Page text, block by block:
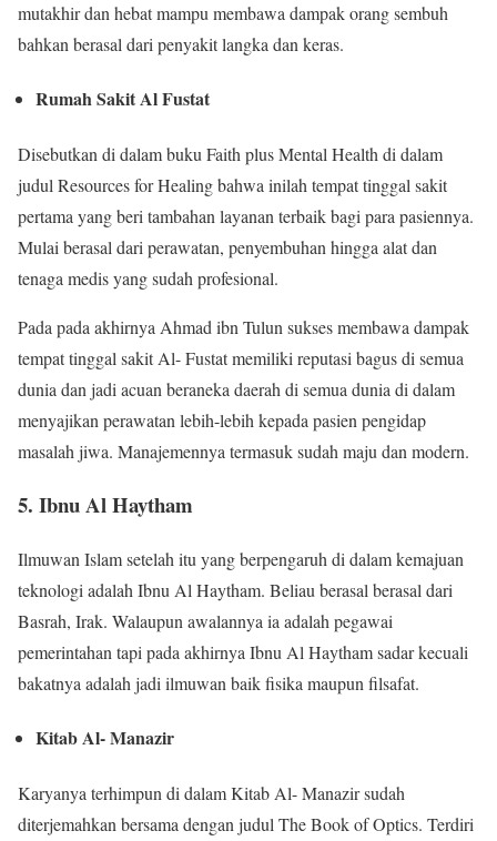
mutakhir dan hebat mampu membawa dampak orang sembuh
bahkan berasal dari penyakit langka dan keras.
Rumah Sakit Al Fustat
Disebutkan di dalam buku Faith plus Mental Health di dalam
judul Resources for Healing bahwa inilah tempat tinggal sakit
pertama yang beri tambahan layanan terbaik bagi para pasiennya.
Mulai berasal dari perawatan, penyembuhan hingga alat dan
tenaga medis yang sudah profesional.
Pada pada akhirnya Ahmad ibn Tulun sukses membawa dampak
tempat tinggal sakit Al- Fustat memiliki reputasi bagus di semua
dunia dan jadi acuan beraneka daerah di semua dunia di dalam
menyajikan perawatan lebih-lebih kepada pasien pengidap
masalah jiwa. Manajemennya termasuk sudah maju dan modern.
5. Ibnu Al Haytham
Ilmuwan Islam setelah itu yang berpengaruh di dalam kemajuan
teknologi adalah Ibnu Al Haytham. Beliau berasal berasal dari
Basrah, Irak. Walaupun awalannya ia adalah pegawai
pemerintahan tapi pada akhirnya Ibnu Al Haytham sadar kecuali
bakatnya adalah jadi ilmuwan baik fisika maupun filsafat.
Kitab Al- Manazir
Karyanya terhimpun di dalam Kitab Al- Manazir sudah
diterjemahkan bersama dengan judul The Book of Optics. Terdiri